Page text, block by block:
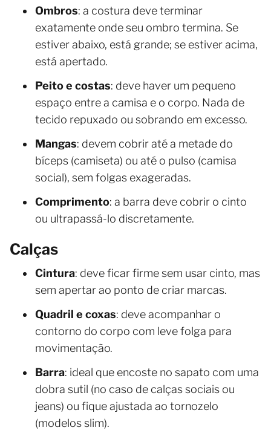
Ombros: a costura deve terminar
exatamente onde seu ombro termina. Se
estiver abaixo, está grande; se estiver acima,
está apertado.
Peito e costas: deve haver um pequeno
espaço entre a camisa e o corpo. Nada de
tecido repuxado ou sobrando em excesso.
Mangas: devem cobrir até a metade do
bíceps (camiseta) ou até o pulso (camisa
social), sem folgas exageradas.
Comprimento: a barra deve cobrir o cinto
ou ultrapassá-lo discretamente.
Calças
Cintura: deve ficar firme sem usar cinto, mas
sem apertar ao ponto de criar marcas.
Quadril e coxas: deve acompanhar o
contorno do corpo com leve folga para
movimentação.
Barra: ideal que encoste no sapato com uma
dobra sutil (no caso de calças sociais ou
jeans) ou fique ajustada ao tornozelo
(modelos slim).